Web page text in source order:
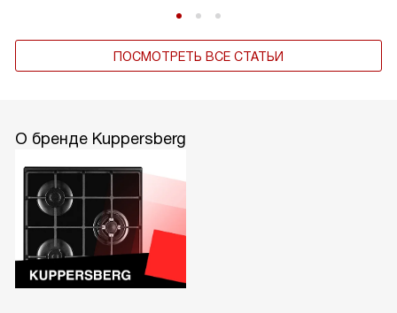
ПОСМОТРЕТЬ ВСЕ СТАТЬИ
О бренде Kuppersberg